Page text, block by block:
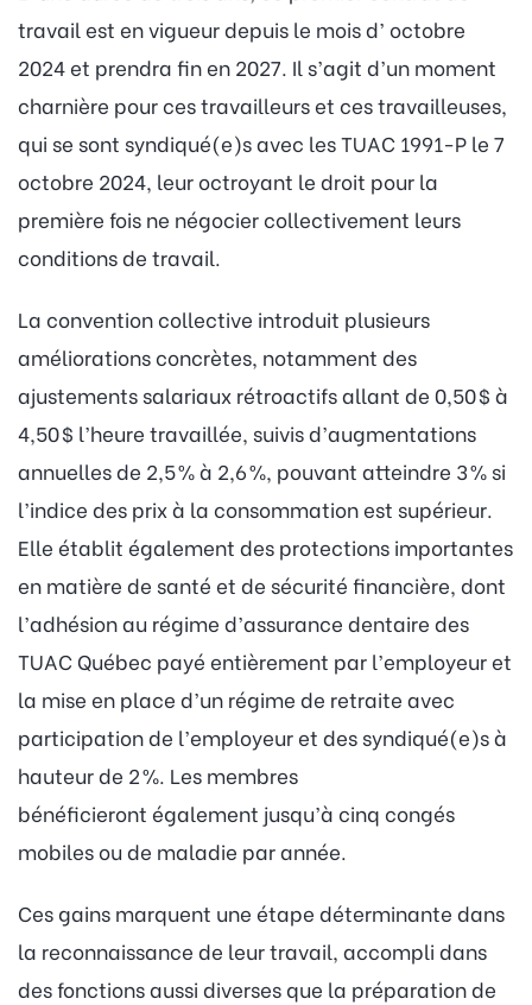
travail est en vigueur depuis le mois d’ octobre
2024 et prendra fin en 2027. Il s’agit d’un moment
charnière pour ces travailleurs et ces travailleuses,
qui se sont syndiqué(e)s avec les TUAC 1991-P le 7
octobre 2024, leur octroyant le droit pour la
première fois ne négocier collectivement leurs
conditions de travail.
La convention collective introduit plusieurs
améliorations concrètes, notamment des
ajustements salariaux rétroactifs allant de 0,50 $ à
4,50 $ l’heure travaillée, suivis d’augmentations
annuelles de 2,5 % à 2,6 %, pouvant atteindre 3 % si
l’indice des prix à la consommation est supérieur.
Elle établit également des protections importantes
en matière de santé et de sécurité financière, dont
l’adhésion au régime d’assurance dentaire des
TUAC Québec payé entièrement par l’employeur et
la mise en place d’un régime de retraite avec
participation de l’employeur et des syndiqué(e)s à
hauteur de 2 %. Les membres
bénéficieront également jusqu’à cinq congés
mobiles ou de maladie par année.
Ces gains marquent une étape déterminante dans
la reconnaissance de leur travail, accompli dans
des fonctions aussi diverses que la préparation de